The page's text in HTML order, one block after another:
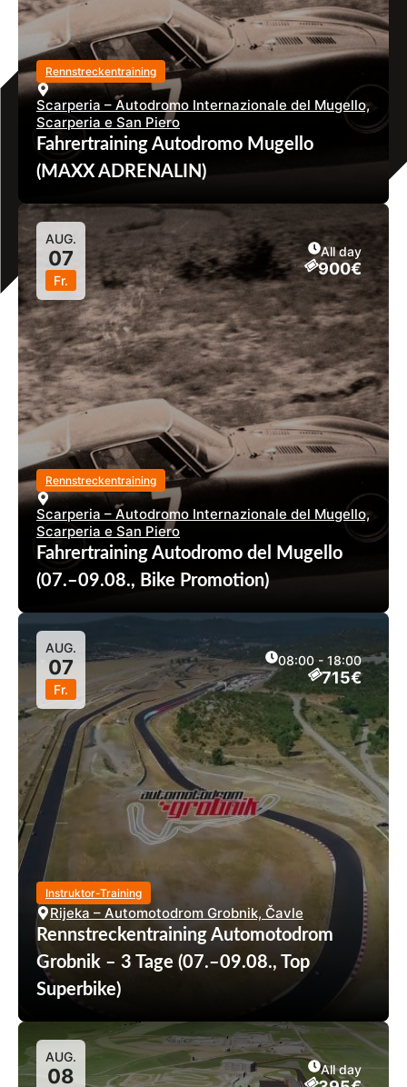
Rennstreckentraining
Scarperia – Autodromo Internazionale del Mugello,
Scarperia e San Piero
Fahrertraining Autodromo Mugello
(MAXX ADRENALIN)
AUG.
07
Fr.
All day
900€
Rennstreckentraining
Scarperia – Autodromo Internazionale del Mugello,
Scarperia e San Piero
Fahrertraining Autodromo del Mugello
(07.–09.08., Bike Promotion)
AUG.
07
Fr.
08:00 - 18:00
715€
Instruktor-Training
Rijeka – Automotodrom Grobnik, Čavle
Rennstreckentraining Automotodrom
Grobnik – 3 Tage (07.–09.08., Top
Superbike)
AUG.
08 All day